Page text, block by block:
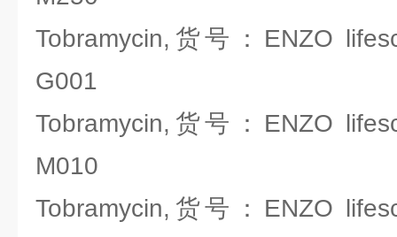
Tobramycin,货号：ENZO
G001
Tobramycin,货号：ENZO
M010
Tobramycin,货号：ENZO